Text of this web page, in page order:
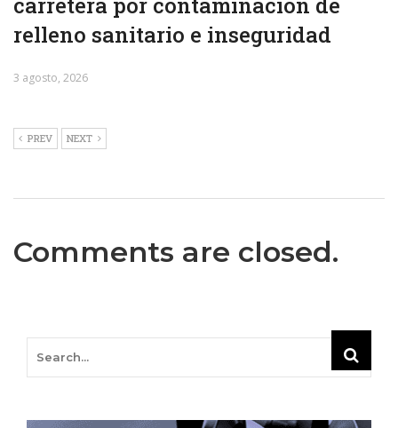
relleno sanitario e inseguridad
3 agosto, 2026
PREV NEXT
Comments are closed.